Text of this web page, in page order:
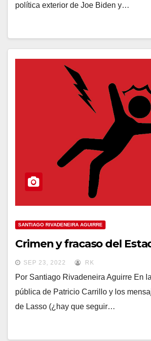
política exterior de Joe Biden y…
SANTIAGO RIVADENEIRA AGUIRRE
Crimen y fracaso del
SEP 23, 2022 RK
Por Santiago Rivadeneira Aguirre En
pública de Patricio Carrillo y los
de Lasso (¿hay que seguir…